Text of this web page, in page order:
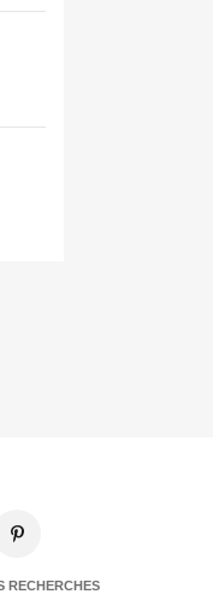
RECHERCHES